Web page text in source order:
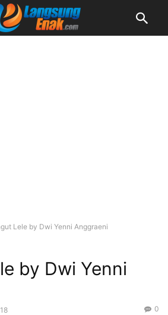
Lele by Dwi Yenni Anggraeni
by Dwi Yenni
0